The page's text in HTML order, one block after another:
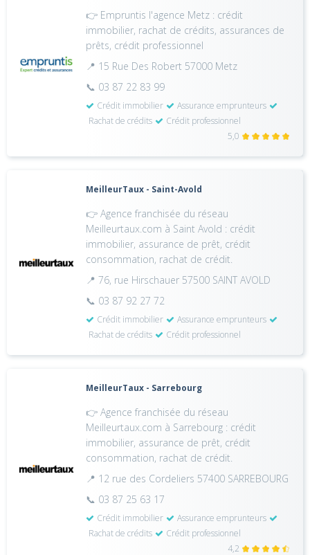
👉 Empruntis l'agence Metz : crédit
immobilier, rachat de crédits, assurances de
prêts, crédit professionnel
📍 15 Rue Des Robert 57000 Metz
📞 03 87 22 83 99
Crédit immobilier
Assurance emprunteurs
Rachat de crédits
Crédit professionnel
5,0
MeilleurTaux - Saint-Avold
👉 Agence franchisée du réseau
Meilleurtaux.com à Saint Avold : crédit
immobilier, assurance de prêt, crédit
consommation, rachat de crédit.
📍 76, rue Hirschauer 57500 SAINT AVOLD
📞 03 87 92 27 72
Crédit immobilier
Assurance emprunteurs
Rachat de crédits
Crédit professionnel
MeilleurTaux - Sarrebourg
👉 Agence franchisée du réseau
Meilleurtaux.com à Sarrebourg : crédit
immobilier, assurance de prêt, crédit
consommation, rachat de crédit.
📍 12 rue des Cordeliers 57400 SARREBOURG
📞 03 87 25 63 17
Crédit immobilier
Assurance emprunteurs
Rachat de crédits
Crédit professionnel
4,2